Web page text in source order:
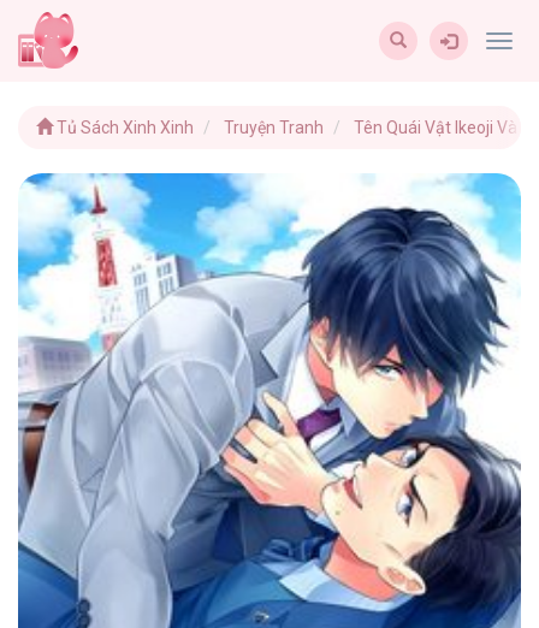
Tủ Sách Xinh Xinh Truyện Tranh Tên Quái Vật Ikeoji Và